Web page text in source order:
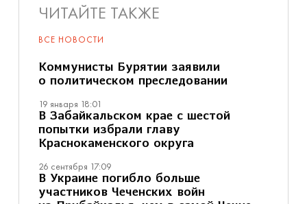
ЧИТАЙТЕ ТАКЖЕ
ВСЕ НОВОСТИ
Коммунисты Бурятии заявили
о политическом преследовании
19 января 18:01
В Забайкальском крае с шестой
попытки избрали главу
Краснокаменского округа
26 сентября 17:09
В Украине погибло больше
участников Чеченских войн